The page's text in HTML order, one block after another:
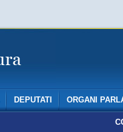
DEPUTATI ORGANI